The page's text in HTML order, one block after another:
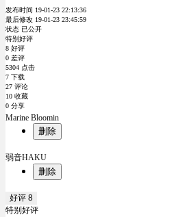
发布时间 19-01-23 22:13:36
最后修改 19-01-23 23:45:59
状态 已公开
特别好评
8 好评
0 差评
5304 点击
7 下载
27 评论
10 收藏
0 分享
Marine Bloomin
删除
弱音HAKU
删除
好评 8
特别好评